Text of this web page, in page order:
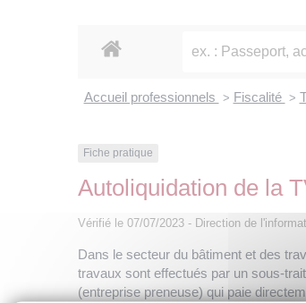
Accueil professionnels > Fiscalité >
Fiche pratique
Autoliquidation de la
Vérifié le 07/07/2023 - Direction de
Dans le secteur du bâtiment et des
travaux sont effectués par un sous-
(entreprise preneuse) qui paie